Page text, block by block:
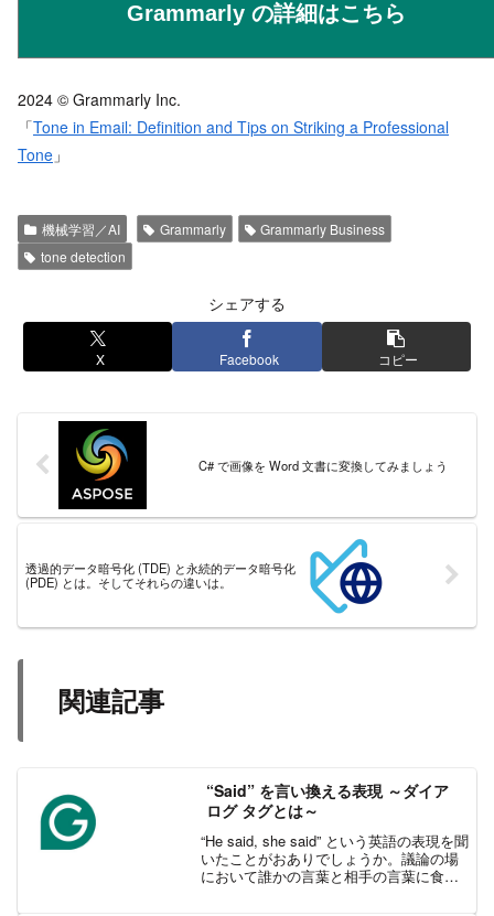
Grammarly の詳細はこちら
2024 © Grammarly Inc.
「Tone in Email: Definition and Tips on Striking a Professional
Tone 」
機械学習／AI Grammarly
Grammarly Business
tone detection
シェアする
X Facebook コピー
C# で画像を Word 文書に変換してみましょう
透過的データ暗号化 (TDE) と永続的データ暗号化
(PDE) とは。そしてそれらの違いは。
関連記事
“Said” を言い換える表現 ～ダイア
ログ タグとは～
“He said, she said” という英語の表現を聞
いたことがおありでしょうか。議論の場
において誰かの言葉と相手の言葉に食い